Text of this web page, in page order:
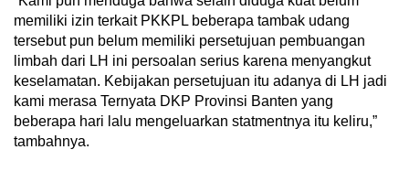
memiliki izin terkait PKKPL beberapa tambak udang
tersebut pun belum memiliki persetujuan pembuangan
limbah dari LH ini persoalan serius karena menyangkut
keselamatan. Kebijakan persetujuan itu adanya di LH jadi
kami merasa Ternyata DKP Provinsi Banten yang
beberapa hari lalu mengeluarkan statmentnya itu keliru,”
tambahnya.